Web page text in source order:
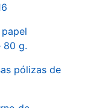
80 g.
pólizas de